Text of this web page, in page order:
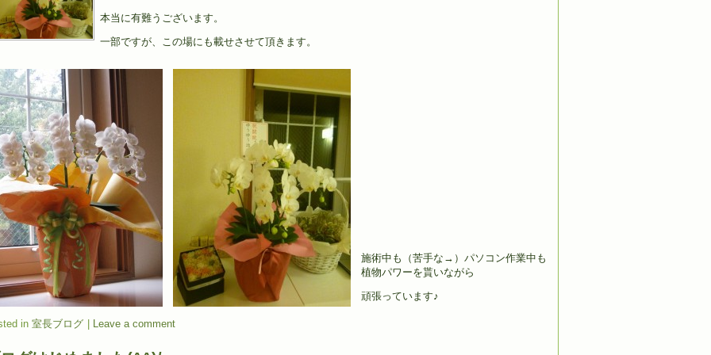
本当に有難うございます。
一部ですが、この場にも載せさせて頂きます。
施術中も（苦手な→）パソコン作業中も
植物パワーを貰いながら
頑張っています♪
in 室長ブログ Leave a comment